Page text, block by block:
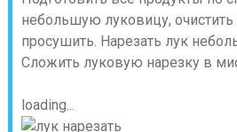
небольшую луковицу, очистить
просушить. Нарезать лук
Сложить луковую нарезку в
loading...